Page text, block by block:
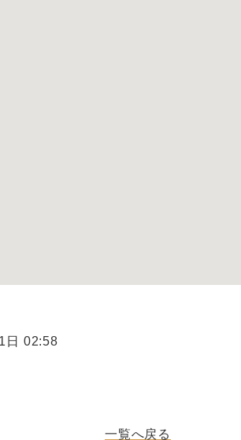
日 02:58
一覧へ戻る